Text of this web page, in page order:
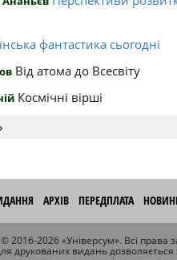
фантастика сьогодні
Від атома до Всесвіту
Космічні вірші
АРХІВ ПЕРЕДПЛАТА
© 2016-2026 «Універсум». Всі права
друкованих видань